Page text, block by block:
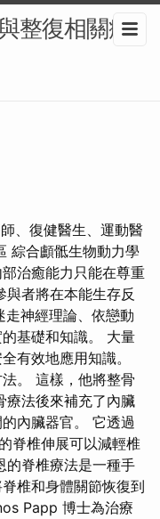
整復相關療
、復健醫生、運動醫
綜合顱骶生物動力學
治癒能力只能在尊重
者將在本能生存反
走神經理論、依戀動
基礎和知識。 大量
有效地應用知識。
。 這樣，他將整骨
療法後來補充了內臟
內臟器官。 它透過
脊椎伸展可以減輕椎
的脊椎療法是一種手
椎和身體關節恢復到
Papp 博士為治療